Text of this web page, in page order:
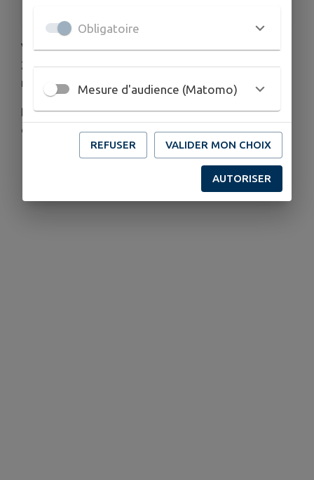
Venez nous rejoindre nombreux le samedi 20 juin
2026 sous la halle de la Mairie pour fêter la
musique à partir de 19H00.
Possibilité de se restaurer sur place (barbecue et
crêpes)
Obligatoire
Mesure d'audience (Matomo)
REFUSER VALIDER MON CHOIX
AUTORISER